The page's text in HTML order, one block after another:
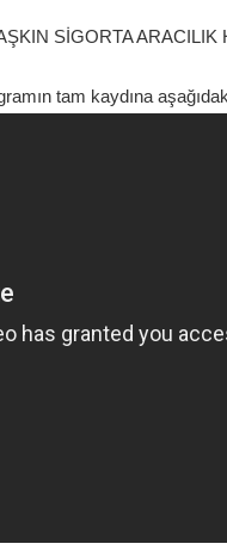
SİGORTA
tam kaydına